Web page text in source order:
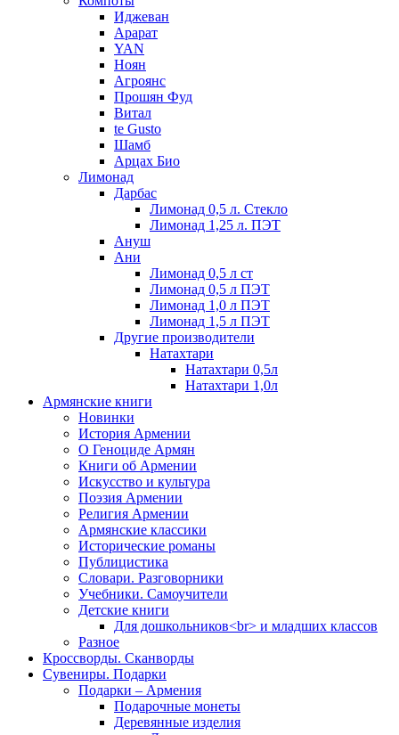
Иджеван
Арарат
YAN
Ноян
Агроянс
Прошян Фуд
Витал
te Gusto
Шамб
Арцах Био
Лимонад
Дарбас
Лимонад 0,5 л. Стекло
Лимонад 1,25 л. ПЭТ
Ануш
Ани
Лимонад 0,5 л ст
Лимонад 0,5 л ПЭТ
Лимонад 1,0 л ПЭТ
Лимонад 1,5 л ПЭТ
Другие производители
Натахтари
Натахтари 0,5л
Натахтари 1,0л
Армянские книги
Новинки
История Армении
О Геноциде Армян
Книги об Армении
Иcкусство и культура
Поэзия Армении
Религия Армении
Армянские классики
Исторические романы
Публицистика
Словари. Разговорники
Учебники. Самоучители
Детские книги
Для дошкольников<br> и младших классов
Разное
Кроссворды. Сканворды
Сувениры. Подарки
Подарки – Армения
Подарочные монеты
Деревянные изделия